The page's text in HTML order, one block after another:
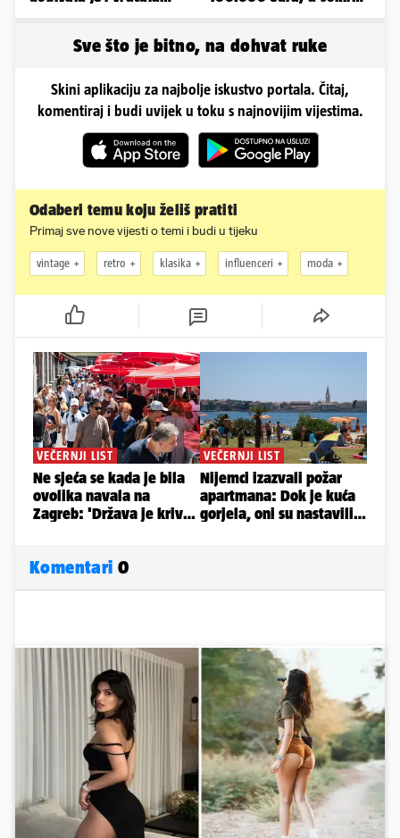
Sve što je bitno, na dohvat ruke
Skini aplikaciju za najbolje iskustvo portala. Čitaj,
komentiraj i budi uvijek u toku s najnovijim vijestima.
Odaberi temu koju želiš pratiti
Primaj sve nove vijesti o temi i budi u tijeku
vintage retro klasika influenceri moda
Komentari 0